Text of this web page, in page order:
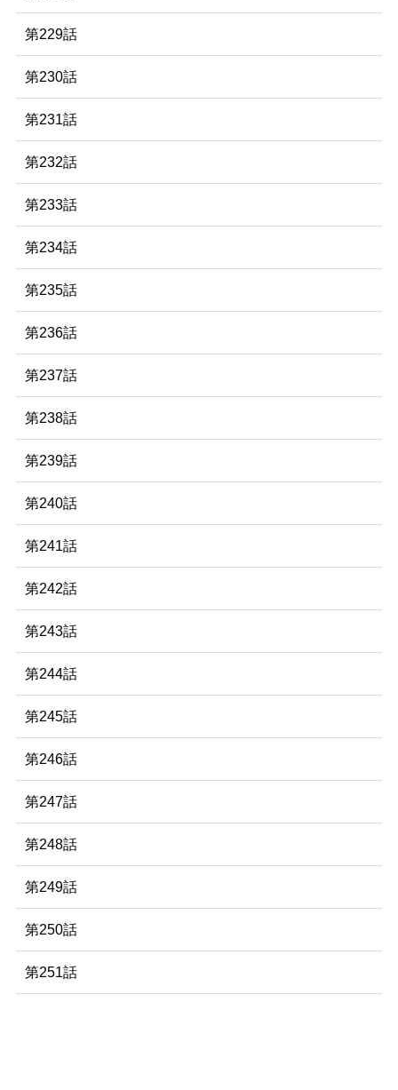
第229話
第230話
第231話
第232話
第233話
第234話
第235話
第236話
第237話
第238話
第239話
第240話
第241話
第242話
第243話
第244話
第245話
第246話
第247話
第248話
第249話
第250話
第251話